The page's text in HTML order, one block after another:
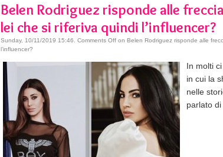
Belen Rodriguez risponde alle
lei che si riferiva quindi l’influencer?
Sunday, 10/11/2019 15:46 Comments Off on Belen Rodriguez risponde alle
l’influencer?
In molti
in cui la
nelle
parlato